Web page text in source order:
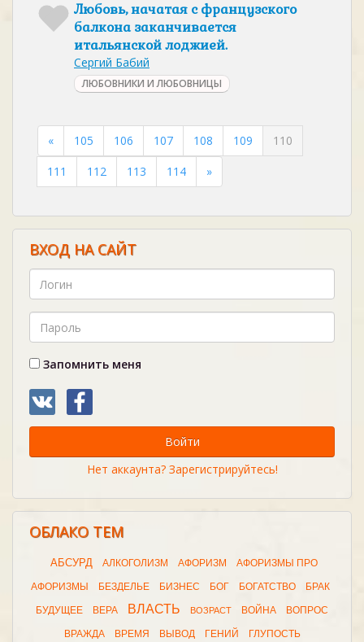
Любовь, начатая с французского
балкона заканчивается
итальянской лоджией.
Сергий Бабий
ЛЮБОВНИКИ И ЛЮБОВНИЦЫ
« 105 106 107 108 109
110
111
112 113 114 »
ВХОД НА САЙТ
Запомнить меня
Войти
Нет аккаунта? Зарегистрируйтесь!
ОБЛАКО ТЕМ
АБСУРД АЛКОГОЛИЗМ АФОРИЗМ АФОРИЗМЫ ПРО
АФОРИЗМЫ БЕЗДЕЛЬЕ БИЗНЕС БОГ БОГАТСТВО БРАК
БУДУЩЕЕ ВЕРА ВЛАСТЬ ВОЗРАСТ ВОЙНА ВОПРОС
ВРАЖДА ВРЕМЯ ВЫВОД ГЕНИЙ ГЛУПОСТЬ